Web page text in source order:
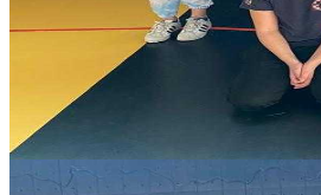
32681911-1b25-4f5c-a29f-90bbfaed386b